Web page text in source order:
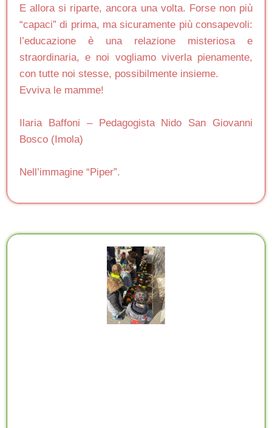
E allora si riparte, ancora una volta. Forse non più
“capaci” di prima, ma sicuramente più consapevoli:
l’educazione è una relazione misteriosa e
straordinaria, e noi vogliamo viverla pienamente,
con tutte noi stesse, possibilmente insieme.
Evviva le mamme!
Ilaria Baffoni – Pedagogista Nido San Giovanni
Bosco (Imola)
Nell’immagine “Piper”.